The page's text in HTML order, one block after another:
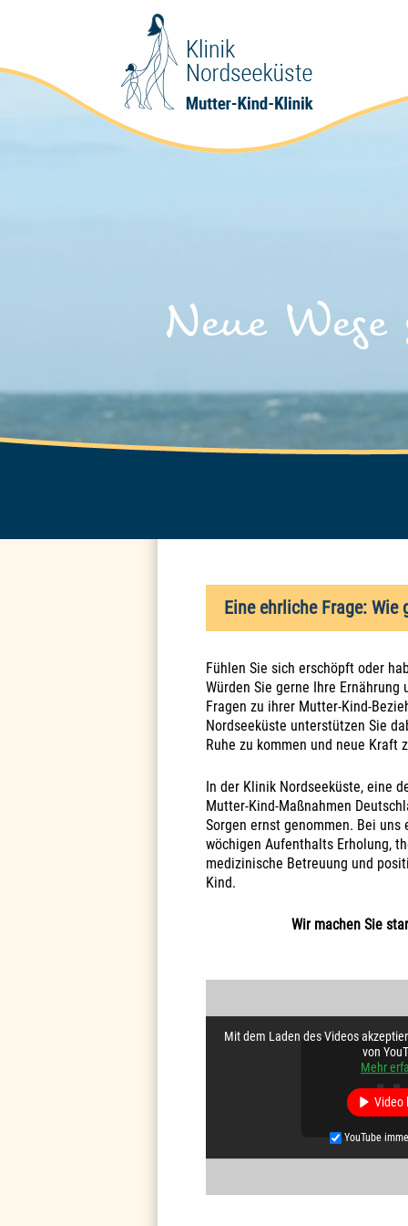
Neue Wege
Eine ehrliche Frage: Wie
Fühlen Sie sich erschöpft oder
Würden Sie gerne Ihre Ernährung
Fragen zu ihrer Mutter-Kind-
Nordseeküste unterstützen Sie
Ruhe zu kommen und neue Kraft
In der Klinik Nordseeküste, eine
Mutter-Kind-Maßnahmen
Sorgen ernst genommen. Bei uns
wöchigen Aufenthalts Erholung,
medizinische Betreuung und
Kind.
Wir machen Sie
Mit dem Laden des Videos
von
Mehr
Video
YouTube